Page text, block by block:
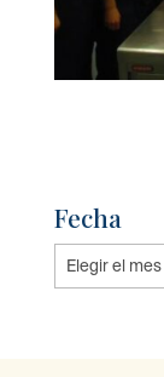
Fecha
Fecha